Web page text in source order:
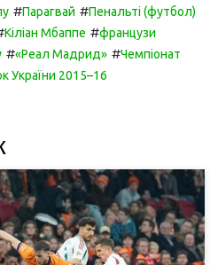
#Парагвай #Пенальті (футбол)
Кіліан Мбаппе #французи
#«Реал Мадрид» #Чемпіонат
України 2015–16